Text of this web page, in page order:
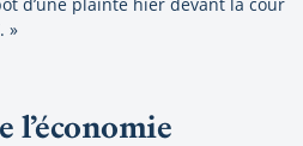
»
l’économie